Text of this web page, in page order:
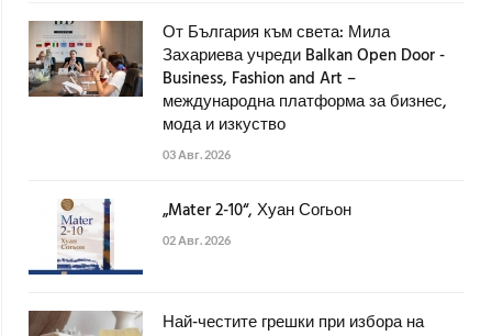
От България към света: Мила
Захариева учреди Balkan Open Door -
Business, Fashion and Art –
международна платформа за бизнес,
мода и изкуство
03 Авг. 2026
„Mater 2-10“, Хуан Согьон
02 Авг. 2026
Най-честите грешки при избора на